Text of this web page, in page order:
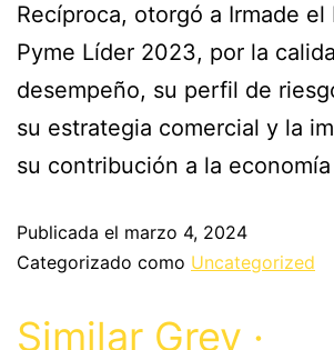
Recíproca, otorgó a Irmade el
Pyme Líder 2023, por la
desempeño, su perfil de
su estrategia comercial y la
su contribución a la
Publicada el marzo 4, 2024
Categorizado como Uncategorized
Similar Grey ·